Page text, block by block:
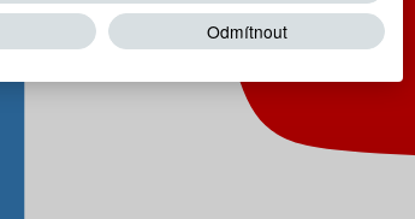
Odmítnout